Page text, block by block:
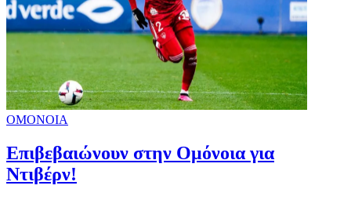
ΟΜΟΝΟΙΑ
Επιβεβαιώνουν στην Ομόνοια για
Ντιβέρν!